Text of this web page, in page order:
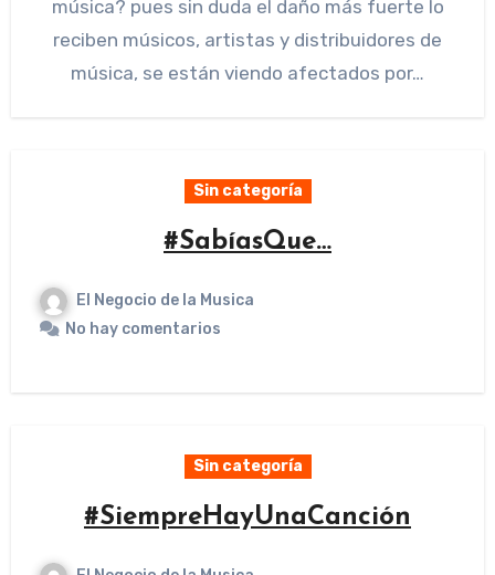
música? pues sin duda el daño más fuerte lo
reciben músicos, artistas y distribuidores de
música, se están viendo afectados por…
Sin categoría
#SabíasQue…
El Negocio de la Musica
No hay comentarios
Sin categoría
#SiempreHayUnaCanción